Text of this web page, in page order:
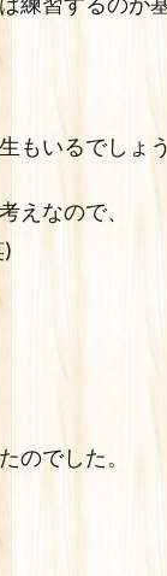
もいるでしょう
えなので、
のでした。